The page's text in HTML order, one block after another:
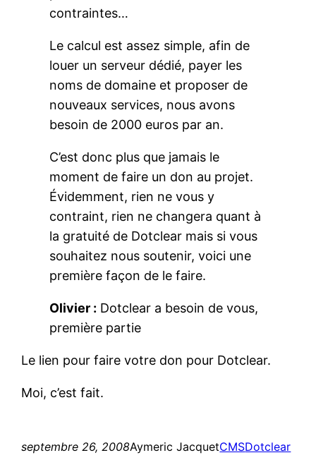
contraintes…
Le calcul est assez simple, afin de
louer un serveur dédié, payer les
noms de domaine et proposer de
nouveaux services, nous avons
besoin de 2000 euros par an.
C’est donc plus que jamais le
moment de faire un don au projet.
Évidemment, rien ne vous y
contraint, rien ne changera quant à
la gratuité de Dotclear mais si vous
souhaitez nous soutenir, voici une
première façon de le faire.
Olivier : Dotclear a besoin de vous,
première partie
Le lien pour faire votre don pour Dotclear.
Moi, c’est fait.
septembre 26, 2008Aymeric JacquetCMSDotclear